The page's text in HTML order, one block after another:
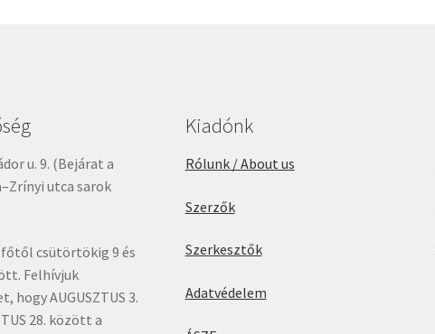
u. 9. (Bejárat a
utca sarok
csütörtökig 9 és
Felhívjuk
hogy AUGUSZTUS 3.
28. között a
Kiadónk
Rólunk / About us
Szerzők
Szerkesztők
Adatvédelem